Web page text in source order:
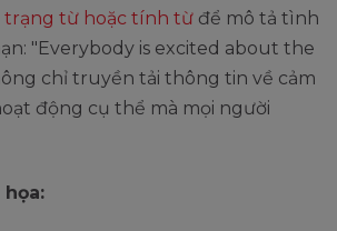
trạng từ hoặc tính từ để mô tả tình
"Everybody is excited about the
chỉ truyền tải thông tin về cảm
động cụ thể mà mọi người